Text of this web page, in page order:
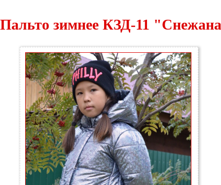
Пальто зимнее КЗД-11